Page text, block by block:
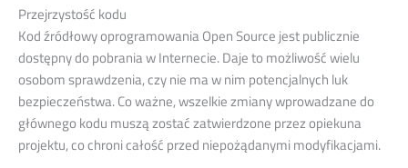
Przejrzystość kodu
Kod źródłowy oprogramowania Open Source jest publicznie
dostępny do pobrania w Internecie. Daje to możliwość wielu
osobom sprawdzenia, czy nie ma w nim potencjalnych luk
bezpieczeństwa. Co ważne, wszelkie zmiany wprowadzane do
głównego kodu muszą zostać zatwierdzone przez opiekuna
projektu, co chroni całość przed niepożądanymi modyfikacjami.